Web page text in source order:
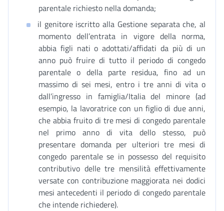
parentale richiesto nella domanda;
il genitore iscritto alla Gestione separata che, al
momento dell’entrata in vigore della norma,
abbia figli nati o adottati/affidati da più di un
anno può fruire di tutto il periodo di congedo
parentale o della parte residua, fino ad un
massimo di sei mesi, entro i tre anni di vita o
dall’ingresso in famiglia/Italia del minore (ad
esempio, la lavoratrice con un figlio di due anni,
che abbia fruito di tre mesi di congedo parentale
nel primo anno di vita dello stesso, può
presentare domanda per ulteriori tre mesi di
congedo parentale se in possesso del requisito
contributivo delle tre mensilità effettivamente
versate con contribuzione maggiorata nei dodici
mesi antecedenti il periodo di congedo parentale
che intende richiedere).